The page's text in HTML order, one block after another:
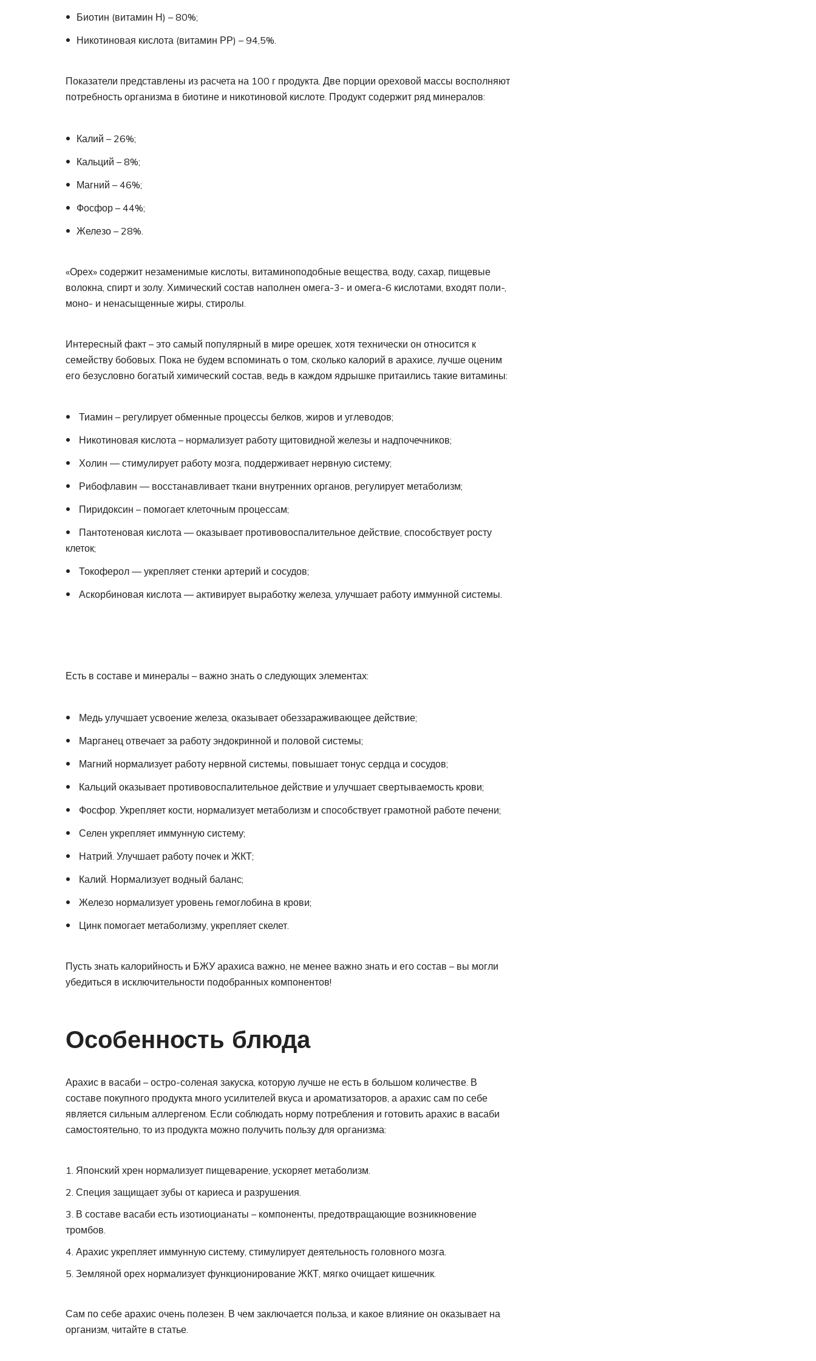
Биотин (витамин Н) – 80%;
Никотиновая кислота (витамин РР) – 94,5%.
Показатели представлены из расчета на 100 г продукта. Две порции ореховой массы восполняют
потребность организма в биотине и никотиновой кислоте. Продукт содержит ряд минералов:
Калий – 26%;
Кальций – 8%;
Магний – 46%;
Фосфор – 44%;
Железо – 28%.
«Орех» содержит незаменимые кислоты, витаминоподобные вещества, воду, сахар, пищевые
волокна, спирт и золу. Химический состав наполнен омега-3- и омега-6 кислотами, входят поли-,
моно- и ненасыщенные жиры, стиролы.
Интересный факт – это самый популярный в мире орешек, хотя технически он относится к
семейству бобовых. Пока не будем вспоминать о том, сколько калорий в арахисе, лучше оценим
его безусловно богатый химический состав, ведь в каждом ядрышке притаились такие витамины:
Тиамин – регулирует обменные процессы белков, жиров и углеводов;
Никотиновая кислота – нормализует работу щитовидной железы и надпочечников;
Холин — стимулирует работу мозга, поддерживает нервную систему;
Рибофлавин — восстанавливает ткани внутренних органов, регулирует метаболизм;
Пиридоксин – помогает клеточным процессам;
Пантотеновая кислота — оказывает противовоспалительное действие, способствует росту
клеток;
Токоферол — укрепляет стенки артерий и сосудов;
Аскорбиновая кислота — активирует выработку железа, улучшает работу иммунной системы.
Есть в составе и минералы – важно знать о следующих элементах:
Медь улучшает усвоение железа, оказывает обеззараживающее действие;
Марганец отвечает за работу эндокринной и половой системы;
Магний нормализует работу нервной системы, повышает тонус сердца и сосудов;
Кальций оказывает противовоспалительное действие и улучшает свертываемость крови;
Фосфор. Укрепляет кости, нормализует метаболизм и способствует грамотной работе печени;
Селен укрепляет иммунную систему;
Натрий. Улучшает работу почек и ЖКТ;
Калий. Нормализует водный баланс;
Железо нормализует уровень гемоглобина в крови;
Цинк помогает метаболизму, укрепляет скелет.
Пусть знать калорийность и БЖУ арахиса важно, не менее важно знать и его состав – вы могли
убедиться в исключительности подобранных компонентов!
Особенность блюда
Арахис в васаби – остро-соленая закуска, которую лучше не есть в большом количестве. В
составе покупного продукта много усилителей вкуса и ароматизаторов, а арахис сам по себе
является сильным аллергеном. Если соблюдать норму потребления и готовить арахис в васаби
самостоятельно, то из продукта можно получить пользу для организма:
Японский хрен нормализует пищеварение, ускоряет метаболизм.
Специя защищает зубы от кариеса и разрушения.
В составе васаби есть изотиоцианаты – компоненты, предотвращающие возникновение
тромбов.
Арахис укрепляет иммунную систему, стимулирует деятельность головного мозга.
Земляной орех нормализует функционирование ЖКТ, мягко очищает кишечник.
Сам по себе арахис очень полезен. В чем заключается польза, и какое влияние он оказывает на
организм, читайте в статье.